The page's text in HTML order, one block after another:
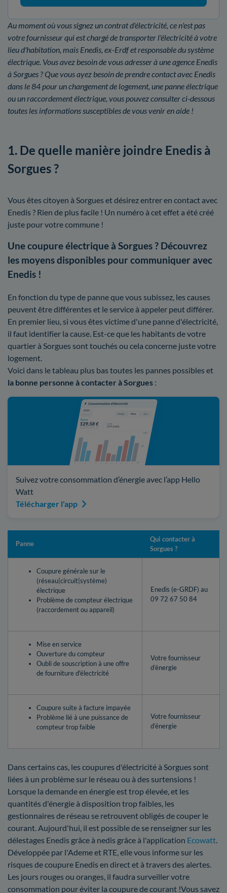
Au moment où vous signez un contrat d'électricité, ce n'est pas
votre fournisseur qui est chargé de transporter l'électricité à votre
lieu d'habitation, mais Enedis, ex-Erdf et responsable du système
électrique. Vous avez besoin de vous adresser à une agence Enedis
à Sorgues ? Que vous ayez besoin de prendre contact avec Enedis
dans le 84 pour un changement de logement, une panne électrique
ou un raccordement électrique, vous pouvez consulter ci-dessous
toutes les informations susceptibles de vous venir en aide !
1. De quelle manière joindre Enedis à
Sorgues ?
Vous êtes citoyen à Sorgues et désirez entrer en contact avec
Enedis ? Rien de plus facile ! Un numéro à cet effet a été créé
juste pour votre commune !
Une coupure électrique à Sorgues ? Découvrez
les moyens disponibles pour communiquer avec
Enedis !
En fonction du type de panne que vous subissez, les causes
peuvent être différentes et le service à appeler peut différer.
En premier lieu, si vous êtes victime d'une panne d'électricité,
il faut identifier la cause. Est-ce que les habitants de votre
quartier à Sorgues sont touchés ou cela concerne juste votre
logement.
Voici dans le tableau plus bas toutes les pannes possibles et
la bonne personne à contacter à Sorgues :
Suivez votre consommation d’énergie avec l’app Hello
Watt
Télécharger l'app
Panne
Qui contacter à
Sorgues ?
Coupure générale sur le
(réseau|circuit|système)
électrique
Problème de compteur électrique
(raccordement ou appareil)
Enedis (e-GRDF) au
09 72 67 50 84
Mise en service
Ouverture du compteur
Oubli de souscription à une offre
de fourniture d'électricité
Votre fournisseur
d’énergie
Coupure suite à facture impayée
Problème lié à une puissance de
compteur trop faible
Votre fournisseur
d’énergie
Dans certains cas, les coupures d'électricité à Sorgues sont
liées à un problème sur le réseau ou à des surtensions !
Lorsque la demande en énergie est trop élevée, et les
quantités d'énergie à disposition trop faibles, les
gestionnaires de réseau se retrouvent obligés de couper le
courant. Aujourd'hui, il est possible de se renseigner sur les
délestages Enedis grâce à nedis grâce à l'application Ecowatt.
Développée par l'Ademe et RTE, elle vous informe sur les
risques de coupure Enedis en direct et à travers des alertes.
Les jours rouges ou oranges, il faudra surveiller votre
consommation pour éviter la coupure de courant !Vous savez